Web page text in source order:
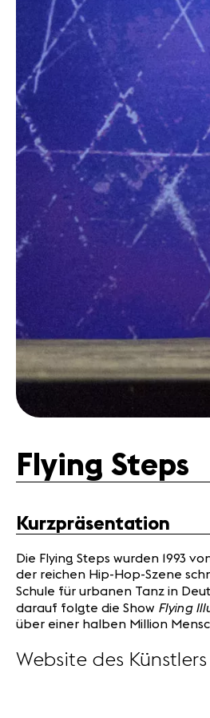
Medien
Presse
Jobs
Über uns
Kontakt
Flying Steps
Kurzpräsentation
Die Flying Steps wurden 1993
der reichen Hip-Hop-Szene
Schule für urbanen Tanz in
darauf folgte die Show Flying
über einer halben Million
Website des Künstlers